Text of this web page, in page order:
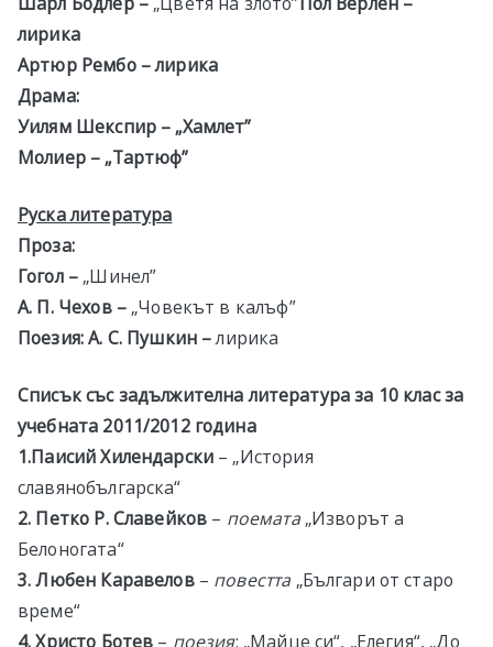
лирика
Артюр Рембо –лирика
Драма:
Уилям Шекспир – „Хамлет”
Молиер – „Тартюф”
Руска литература
Проза:
Гогол – „Шинел”
А. П. Чехов – „Човекът в калъф”
Поезия: А. С. Пушкин –лирика
Списък със задължителна литература за 10 клас за
учебната 2011/2012година
1.Паисий Хилендарски – „История
славянобългарска“
2. Петко Р. Славейков – поемата„Изворът а
Белоногата“
3. Любен Каравелов– повестта „Българи от старо
време“
4. Христо Ботев – поезия: „Майце си“, „Елегия“, „До